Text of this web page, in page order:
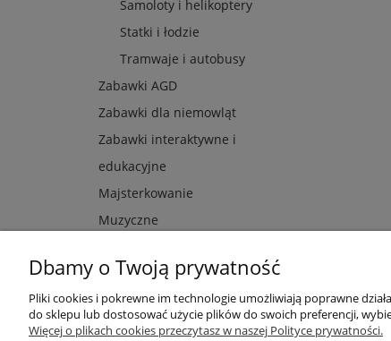
Samoloty i helikoptery
Statki i łodzie
Tramwaje i autobusy
Zabawki AGD
Zabawki dla niemowląt
Zabawki interaktywne i
edukacyjne
Majsterkowanie
Muzyczne
Przydatne linki
Nowości
Warunki
Regulaminy
Dbamy o Twoją prywatność
Pliki cookies i pokrewne im technologie umożliwiają poprawne
do sklepu lub dostosować użycie plików do swoich preferencji,
Więcej o plikach cookies przeczytasz w naszej Polityce prywatności.